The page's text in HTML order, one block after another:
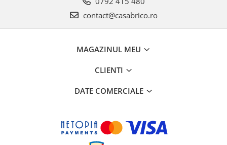
Masini de gaurit cu percutie
Masini de insurubat cu impact
contact@casabrico.ro
MAGAZINUL MEU
CLIENTI
DATE COMERCIALE